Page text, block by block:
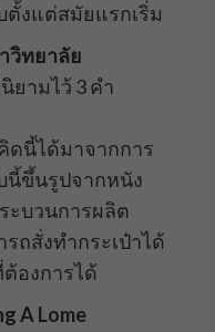
งแต่สมัยแรกเริ่ม
วิทยาลัย
ยามไว้ 3 คำ
ดนี้ได้มาจากการ
นี้ขึ้นรูปจากหนัง
ะบวนการผลิต
ถสั่งทำกระเป๋าได้
องการได้
A Lome